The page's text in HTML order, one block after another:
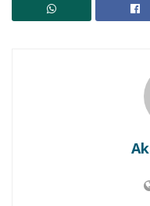
RELATED POSTS
Lembata Percepat
LBH SIKAP: Kajian
Konsumen Lembata
masyarakat Lembata